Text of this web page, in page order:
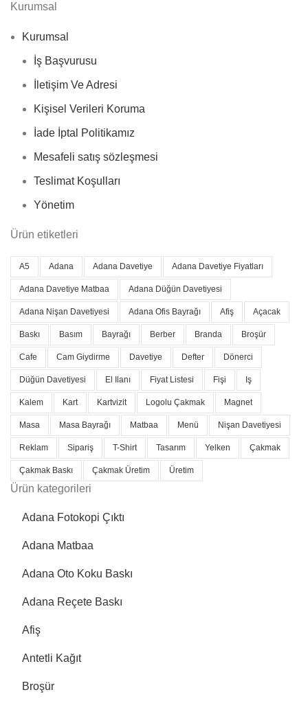
Kurumsal
Kurumsal
İş Başvurusu
İletişim Ve Adresi
Kişisel Verileri Koruma
İade İptal Politikamız
Mesafeli satış sözleşmesi
Teslimat Koşulları
Yönetim
Ürün etiketleri
A5 Adana Adana Davetiye Adana Davetiye Fiyatları
Adana Davetiye Matbaa Adana Düğün Davetiyesi
Adana Nişan Davetiyesi Adana Ofis Bayrağı Afiş Açacak
Baskı Basım Bayrağı Berber Branda Broşür
Cafe Cam Giydirme Davetiye Defter Dönerci
Düğün Davetiyesi El Ilanı Fiyat Listesi Fişi Iş
Kalem Kart Kartvizit Logolu Çakmak Magnet
Masa Masa Bayrağı Matbaa Menü Nişan Davetiyesi
Reklam Sipariş T-Shirt Tasarım Yelken Çakmak
Çakmak Baskı Çakmak Üretim Üretim
Ürün kategorileri
Adana Fotokopi Çıktı
Adana Matbaa
Adana Oto Koku Baskı
Adana Reçete Baskı
Afiş
Antetli Kağıt
Broşür